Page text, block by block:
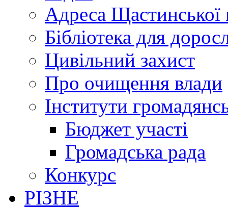
Адреса Щастинської
Бібліотека для
Цивільний захист
Про очищення влади
Інститути
Бюджет участі
Громадська рада
Конкурс
РІЗНЕ